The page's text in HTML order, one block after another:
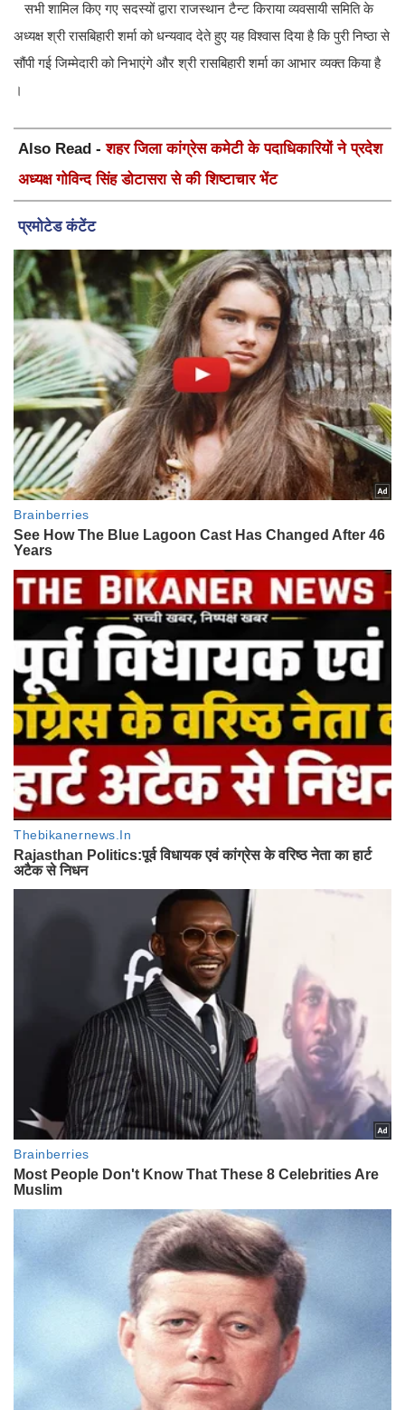
सभी शामिल किए गए सदस्यों द्वारा राजस्थान टैन्ट किराया व्यवसायी समिति के
अध्यक्ष श्री रासबिहारी शर्मा को धन्यवाद देते हुए यह विश्वास दिया है कि पुरी निष्ठा से
सौंपी गई जिम्मेदारी को निभाएंगे और श्री रासबिहारी शर्मा का आभार व्यक्त किया है
।
Also Read -शहर जिला कांग्रेस कमेटी के पदाधिकारियों ने प्रदेश
अध्यक्ष गोविन्द सिंह डोटासरा से की शिष्टाचार भेंट